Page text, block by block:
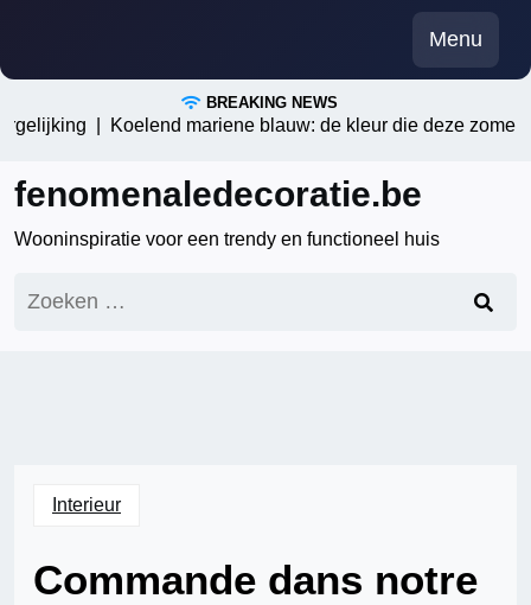
content
Menu
BREAKING NEWS
| Koelend mariene blauw: de kleur die deze zomer
fenomenaledecoratie.be
Wooninspiratie voor een trendy en functioneel huis
naar:
Interieur
Commande dans notre